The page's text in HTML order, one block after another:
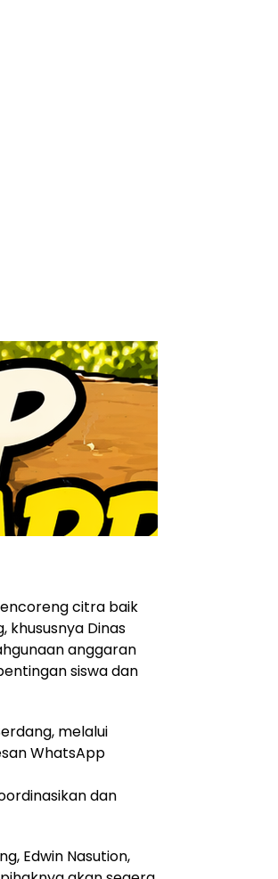
citra baik
khususnya Dinas
anggaran
siswa dan
melalui
WhatsApp
dan
Edwin Nasution,